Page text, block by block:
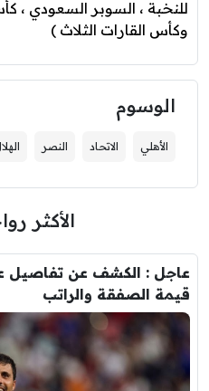
للنخبة ، السوبر السعودي ،
وكأس القارات الثلاث )
الوسوم
الأهلي الاتحاد النصر
الأكثر
عاجل : الكشف عن تفاصيل
قيمة الصفقة والراتب